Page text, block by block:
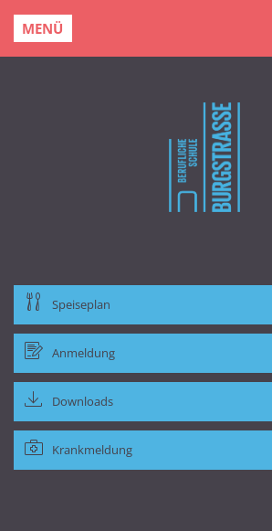
MENÜ
Speiseplan
Anmeldung
Downloads
Krankmeldung